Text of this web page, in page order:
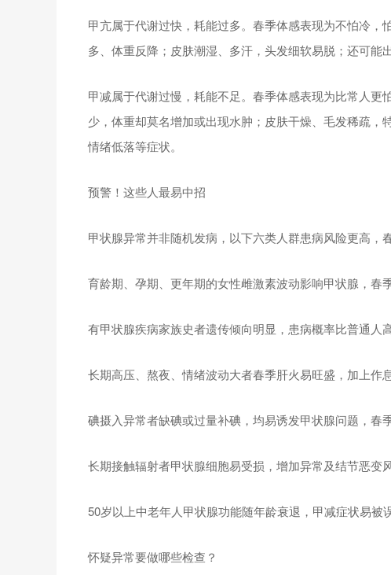
甲亢属于代谢过快，耗能过多。春季体感表现为不怕冷
多、体重反降；皮肤潮湿、多汗，头发细软易脱；还可能
甲减属于代谢过慢，耗能不足。春季体感表现为比常人
少，体重却莫名增加或出现水肿；皮肤干燥、毛发稀疏，
情绪低落等症状。
预警！这些人最易中招
甲状腺异常并非随机发病，以下六类人群患病风险更高，
育龄期、孕期、更年期的女性雌激素波动影响甲状腺，春
有甲状腺疾病家族史者遗传倾向明显，患病概率比普通人高
长期高压、熬夜、情绪波动大者春季肝火易旺盛，加上作
碘摄入异常者缺碘或过量补碘，均易诱发甲状腺问题，春
长期接触辐射者甲状腺细胞易受损，增加异常及结节恶变风
50岁以上中老年人甲状腺功能随年龄衰退，甲减症状易被
怀疑异常要做哪些检查？